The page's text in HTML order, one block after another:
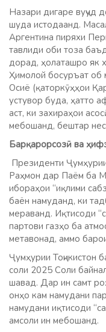
Назари дигаре вуҷуд
шуда истодаанд.
Аргентина пиряхи
тавлиди оби тоза
дорад, ҳолаташро як
Ҳимолой босуръат об
Осиё (қаторкӯҳҳои
устувор буда, ҳатто
аст, ки захираҳои
мебошанд, бештар
Барқарорсозӣ ва ҳ
Президенти
Раҳмон дар Паём ба
ибораҳои “иқлими
баён намуданд, ки
мераванд. Иқтисоди
партови газҳо ба
метавонад, аммо
Ҷумҳурии Тоҷикистон
соли 2025 Соли
шавад. Дар ин самт
онҳо кам намудани
намудани иқтисоди
амсоли ин мебошанд.